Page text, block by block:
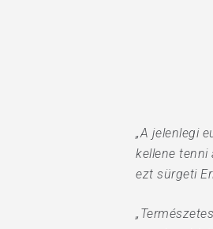
Hit enter to search or
„A jelenlegi
kellene tenni
ezt sürgeti